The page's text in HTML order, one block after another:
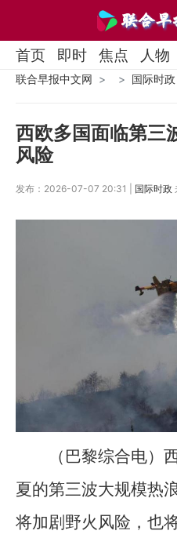
首页 即时 焦点 人物
联合早报中文网 国际时政
西欧多国面临第三
风险
发布：2026-07-07 20:31 | 国际时政
（巴黎综合电）
夏的第三波大规模热
将加剧野火风险，也